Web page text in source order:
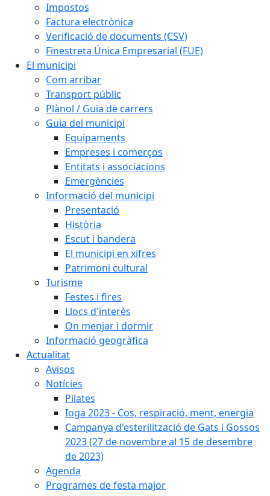
Impostos
Factura electrònica
Verificació de documents (CSV)
Finestreta Única Empresarial (FUE)
El municipi
Com arribar
Transport públic
Plànol / Guia de carrers
Guia del municipi
Equipaments
Empreses i comerços
Entitats i associacions
Emergències
Informació del municipi
Presentació
Història
Escut i bandera
El municipi en xifres
Patrimoni cultural
Turisme
Festes i fires
Llocs d'interès
On menjar i dormir
Informació geogràfica
Actualitat
Avisos
Notícies
Pilates
Ioga 2023 - Cos, respiració, ment, energia
Campanya d'esterilització de Gats i Gossos
2023 (27 de novembre al 15 de desembre
de 2023)
Agenda
Programes de festa major